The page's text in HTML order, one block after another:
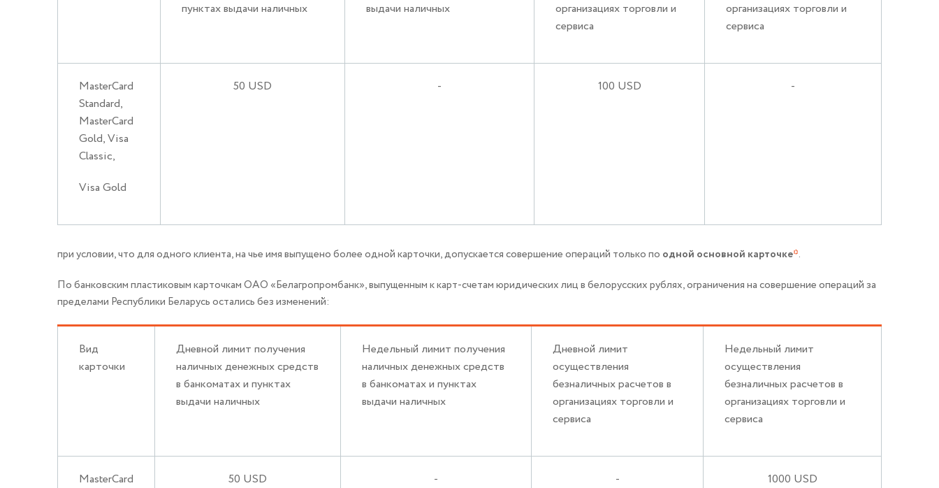
пунктах выдачи наличных
выдачи наличных
организациях торговли и
сервиса
организациях торговли и
сервиса
MasterCard
Standard,
MasterCard
Gold, Visa
Classic,
Visa Gold
50 USD - 100 USD -
при условии, что для одного клиента, на чье имя выпущено более одной карточки, допускается совершение операций только по одной основной карточке*.
По банковским пластиковым карточкам ОАО «Белагропромбанк», выпущенным к карт-счетам юридических лиц в белорусских рублях, ограничения на совершение операций за
пределами Республики Беларусь остались без изменений:
Вид
карточки
Дневной лимит получения
наличных денежных средств
в банкоматах и пунктах
выдачи наличных
Недельный лимит получения
наличных денежных средств
в банкоматах и пунктах
выдачи наличных
Дневной лимит
осуществления
безналичных расчетов в
организациях торговли и
сервиса
Недельный лимит
осуществления
безналичных расчетов в
организациях торговли и
сервиса
MasterCard
50 USD - - 1000 USD